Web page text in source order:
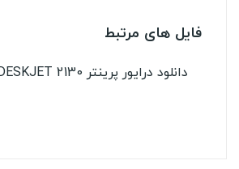
فایل های مرتبط
دانلود درایور پرینتر HP DESKJET 2130